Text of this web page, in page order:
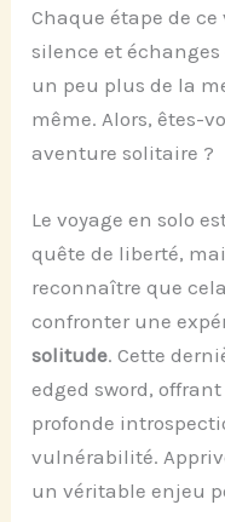
Chaque étape de
silence et
un peu plus de la
même. Alors, êtes-
aventure solitaire ?
Le voyage en solo
quête de liberté,
reconnaître que
confronter une
solitude. Cette
edged sword,
profonde
vulnérabilité.
un véritable enjeu